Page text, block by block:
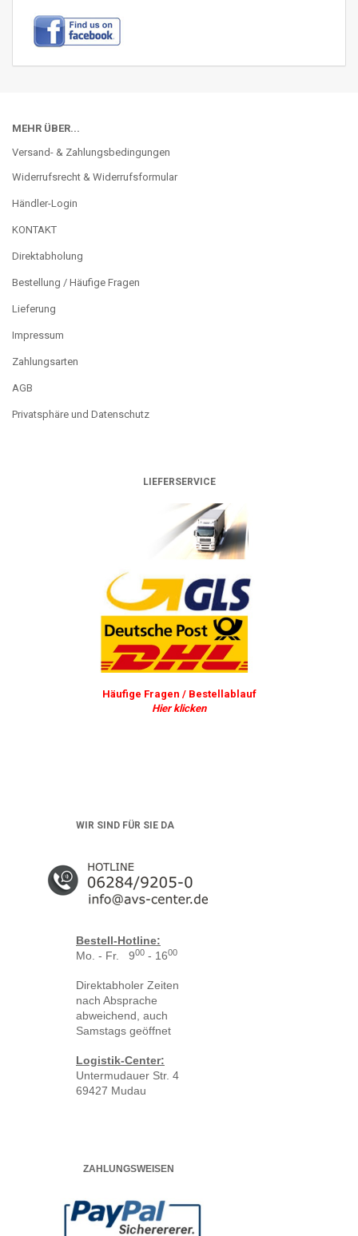
MEHR ÜBER...
Versand- & Zahlungsbedingungen
Widerrufsrecht & Widerrufsformular
Händler-Login
KONTAKT
Direktabholung
Bestellung / Häufige Fragen
Lieferung
Impressum
Zahlungsarten
AGB
Privatsphäre und Datenschutz
LIEFERSERVICE
Häufige Fragen / Bestellablauf
Hier klicken
WIR SIND FÜR SIE DA
Bestell-Hotline:
Mo. - Fr. 900 - 1600
Direktabholer Zeiten
nach Absprache
abweichend, auch
Samstags geöffnet
Logistik-Center:
Untermudauer Str. 4
69427 Mudau
ZAHLUNGSWEISEN